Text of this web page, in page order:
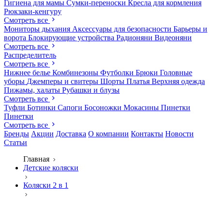
Гигиена для мамы Сумки-переноски Кресла для кормления
Рюкзаки-кенгуру
Смотреть все
Мониторы дыхания Аксессуары для безопасности Барьеры и
ворота Блокирующие устройства Радионяни Видеоняни
Смотреть все
Распределитель
Смотреть все
Нижнее белье Комбинезоны Футболки Брюки Головные
уборы Джемперы и свитеры Шорты Платья Верхняя одежда
Пижамы, халаты Рубашки и блузы
Смотреть все
Туфли Ботинки Сапоги Босоножки Мокасины Пинетки
Пинетки
Смотреть все
Бренды Акции Доставка О компании Контакты Новости
Статьи
Главная
Детские коляски
Коляски 2 в 1